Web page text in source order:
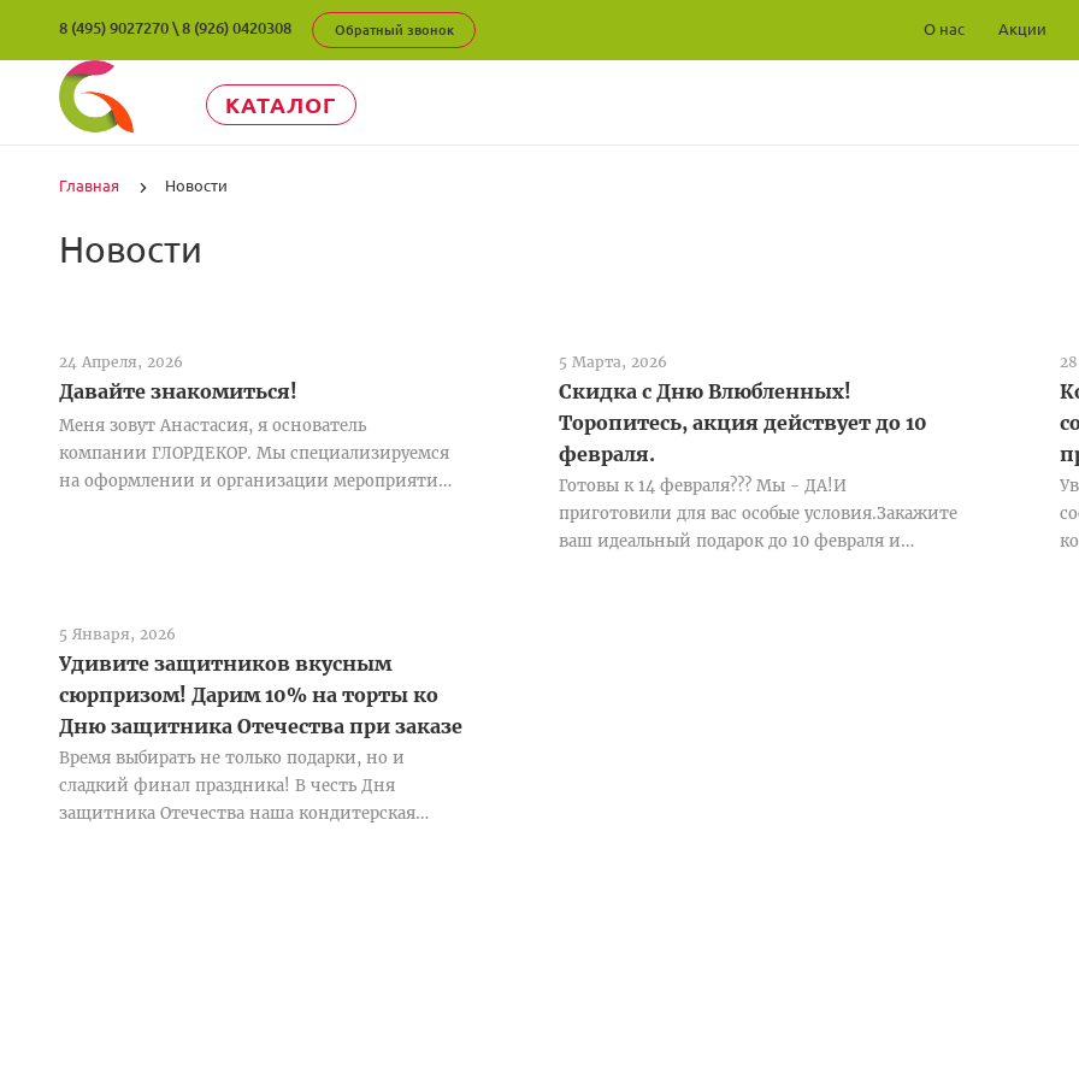
8 (495) 9027270 \ 8 (926) 0420308 Обратный звонок О нас Акции
КАТАЛОГ
Главная Новости
Новости
24 Апреля, 2026
Давайте знакомиться!
Меня зовут Анастасия, я основатель
компании ГЛОРДЕКОР. Мы специализируемся
на оформлении и организации мероприятий
5 Марта, 2026
Скидка с Дню Влюбленных!
Торопитесь, акция действует до 10
февраля.
Готовы к 14 февраля??? Мы - ДА!И
приготовили для вас особые условия.Закажите
ваш идеальный подарок до 10 февраля и
5 Января, 2026
Удивите защитников вкусным
сюрпризом! Дарим 10% на торты ко
Дню защитника Отечества при заказе
до 17 февраля.
Время выбирать не только подарки, но и
сладкий финал праздника! В честь Дня
защитника Отечества наша кондитерская